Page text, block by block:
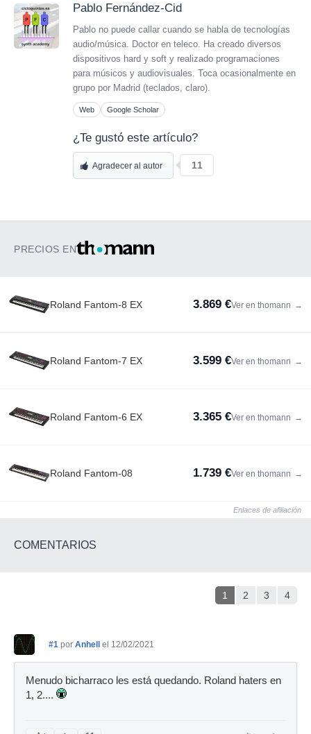
Pablo Fernández-Cid
Pablo no puede callar cuando se habla de tecnologías
audio/música. Doctor en teleco. Ha creado diversos
dispositivos hard y soft y realizado programaciones
para músicos y audiovisuales. Toca ocasionalmente en
grupo por Madrid (teclados, claro).
Web Google Scholar
¿Te gustó este artículo?
Agradecer al autor 11
PRECIOS EN
Roland Fantom-8 EX 3.869 €Ver en thomann →
Roland Fantom-7 EX 3.599 €Ver en thomann →
Roland Fantom-6 EX 3.365 €Ver en thomann →
Roland Fantom-08 1.739 €Ver en thomann →
Enlaces de afiliación
COMENTARIOS
1 2 3 4
#1 por Anhell el 12/02/2021
Menudo bicharraco les está quedando. Roland haters en
1, 2....